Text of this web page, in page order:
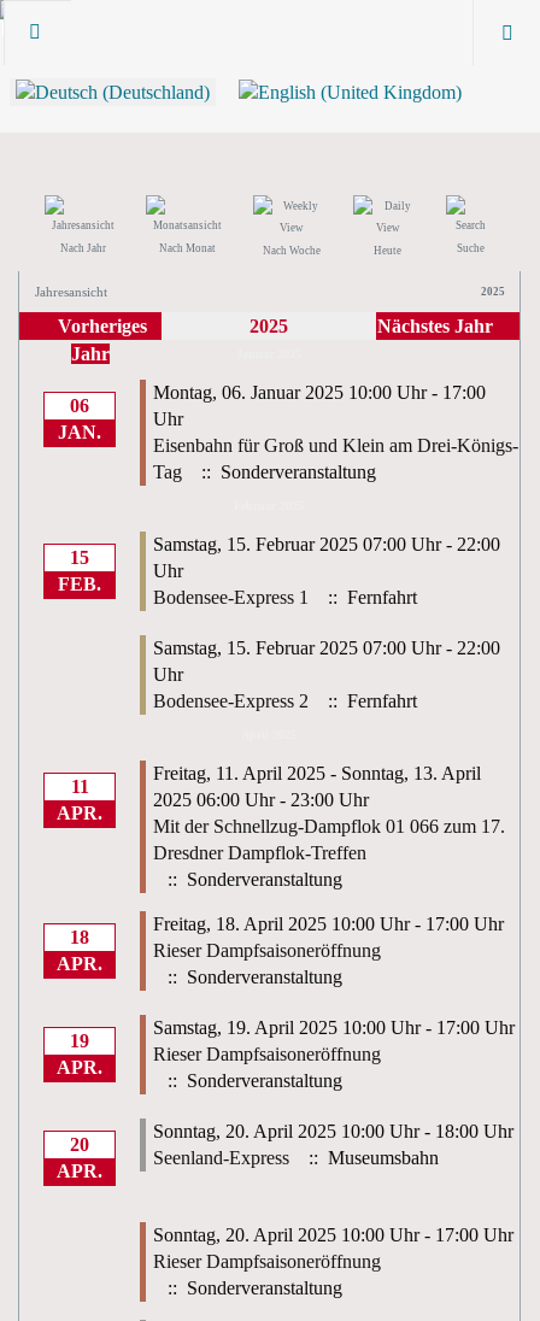
Nach Jahr Nach Monat Nach Woche Heute Suche
Jahresansicht 2025
Vorheriges
Jahr
2025 Nächstes Jahr
06
JAN.
Montag, 06. Januar 2025 10:00 Uhr - 17:00
Uhr
Eisenbahn für Groß und Klein am Drei-Königs-
Tag
:: Sonderveranstaltung
15
FEB.
Samstag, 15. Februar 2025 07:00 Uhr - 22:00
Uhr
Bodensee-Express 1
:: Fernfahrt
Samstag, 15. Februar 2025 07:00 Uhr - 22:00
Uhr
Bodensee-Express 2
:: Fernfahrt
11
APR.
Freitag, 11. April 2025 - Sonntag, 13. April
2025 06:00 Uhr - 23:00 Uhr
Mit der Schnellzug-Dampflok 01 066 zum 17.
Dresdner Dampflok-Treffen
:: Sonderveranstaltung
18
APR.
Freitag, 18. April 2025 10:00 Uhr - 17:00 Uhr
Rieser Dampfsaisoneröffnung
:: Sonderveranstaltung
19
APR.
Samstag, 19. April 2025 10:00 Uhr - 17:00 Uhr
Rieser Dampfsaisoneröffnung
:: Sonderveranstaltung
20
APR.
Sonntag, 20. April 2025 10:00 Uhr - 18:00 Uhr
Seenland-Express
:: Museumsbahn
Sonntag, 20. April 2025 10:00 Uhr - 17:00 Uhr
Rieser Dampfsaisoneröffnung
:: Sonderveranstaltung